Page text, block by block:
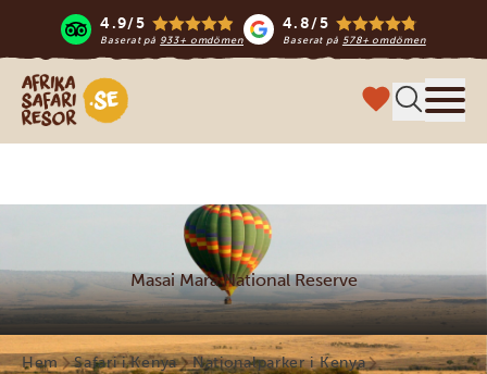
4.9/5
Baserat på 933+ omdömen
4.8/5
Baserat på 578+ omdömen
Safari-resor i Afrika
Masai Mara National Reserve
Hem Safari i Kenya
Nationalparker i Kenya